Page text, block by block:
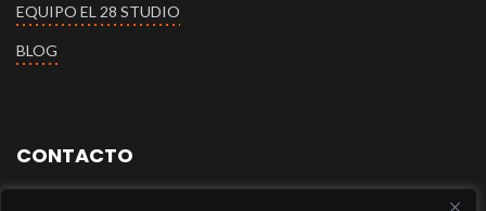
EQUIPO EL 28 STUDIO
BLOG
CONTACTO